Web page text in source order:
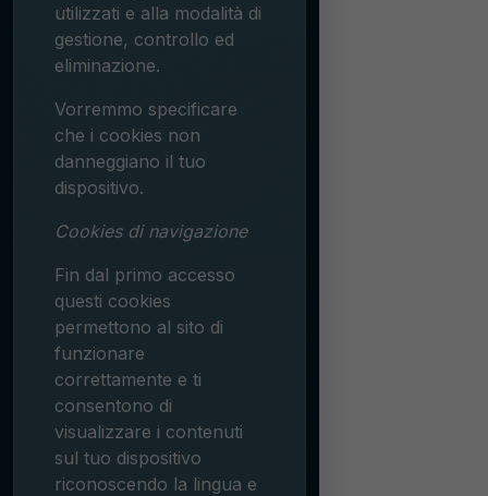
utilizzati e alla modalità di
gestione, controllo ed
eliminazione.
Vorremmo specificare
che i cookies non
danneggiano il tuo
dispositivo.
Cookies di navigazione
Fin dal primo accesso
questi cookies
permettono al sito di
funzionare
correttamente e ti
consentono di
visualizzare i contenuti
sul tuo dispositivo
riconoscendo la lingua e